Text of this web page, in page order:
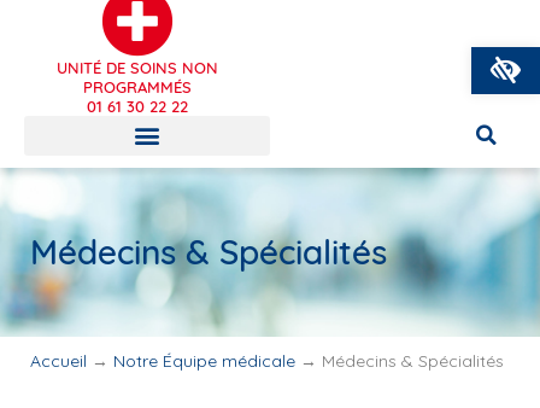
UNITÉ DE SOINS NON
PROGRAMMÉS
01 61 30 22 22
Médecins & Spécialités
Accueil → Notre Équipe médicale → Médecins & Spécialités